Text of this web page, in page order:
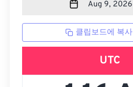
클립보드에 복사
UTC